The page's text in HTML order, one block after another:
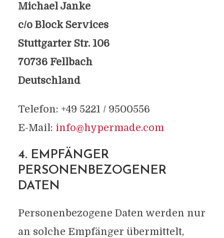
Michael Janke
c/o Block Services
Stuttgarter Str. 106
70736 Fellbach
Deutschland
Telefon: +49 5221 / 9500556
E-Mail: info@hypermade.com
4. EMPFÄNGER
PERSONENBEZOGENER
DATEN
Personenbezogene Daten werden nur
an solche Empfänger übermittelt,